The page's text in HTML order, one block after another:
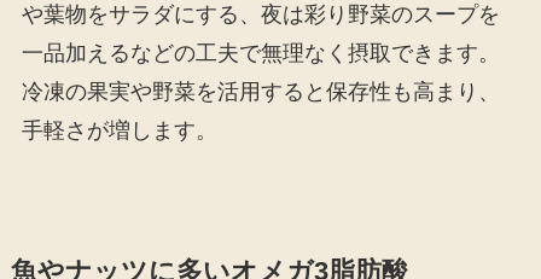
や葉物をサラダにする、夜は彩り野菜のスープを
一品加えるなどの工夫で無理なく摂取できます。
冷凍の果実や野菜を活用すると保存性も高まり、
手軽さが増します。
魚やナッツに多いオメガ3脂肪酸